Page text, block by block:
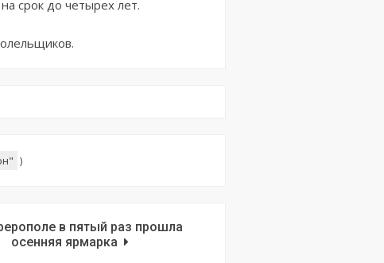
срок до четырех лет.
)
в пятый раз прошла
осенняя ярмарка